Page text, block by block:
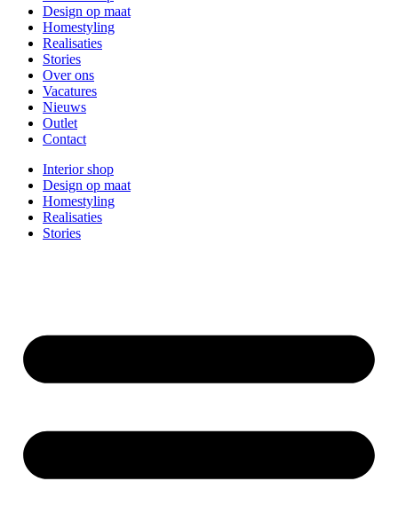
Design op maat
Homestyling
Realisaties
Stories
Over ons
Vacatures
Nieuws
Outlet
Contact
Interior shop
Design op maat
Homestyling
Realisaties
Stories